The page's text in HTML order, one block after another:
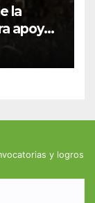
la
apoyar
y logros